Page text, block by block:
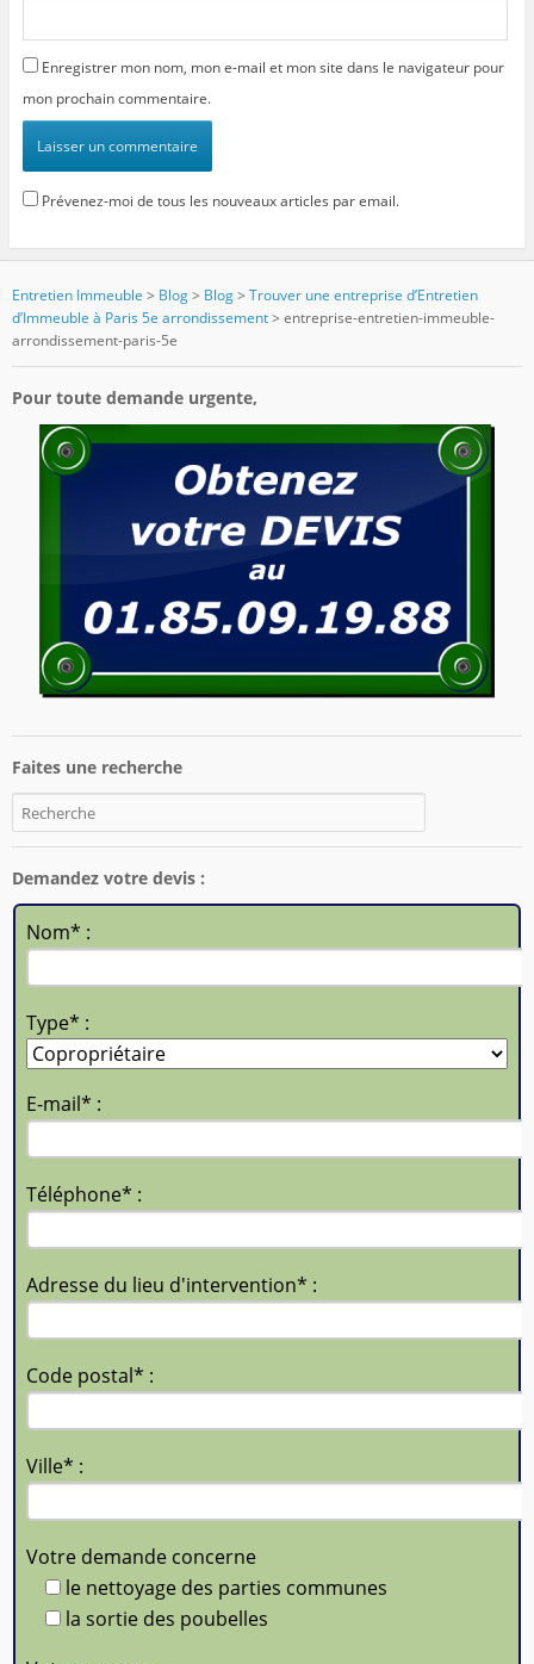
Enregistrer mon nom, mon e-mail et mon site dans le navigateur pour
mon prochain commentaire.
Prévenez-moi de tous les nouveaux articles par email.
Entretien Immeuble > Blog> Blog> Trouver une entreprise d’Entretien
d’Immeuble à Paris 5e arrondissement> entreprise-entretien-immeuble-
arrondissement-paris-5e
Pour toute demande urgente,
Faites une recherche
Demandez votre devis :
Nom* :
Type* :
E-mail* :
Téléphone* :
Adresse du lieu d'intervention* :
Code postal* :
Ville* :
Votre demande concerne
le nettoyage des parties communes
la sortie des poubelles